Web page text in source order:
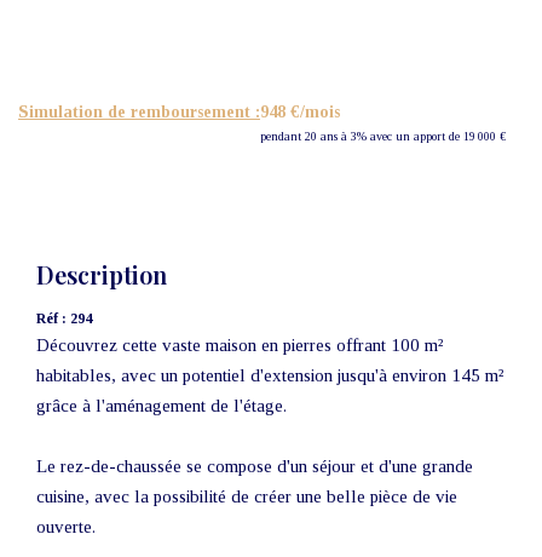
Simulation de remboursement :948 €/mois
pendant 20 ans à 3% avec un apport de 19 000 €
Description
Réf : 294
Découvrez cette vaste maison en pierres offrant 100 m²
habitables, avec un potentiel d'extension jusqu'à environ 145 m²
grâce à l'aménagement de l'étage.
Le rez-de-chaussée se compose d'un séjour et d'une grande
cuisine, avec la possibilité de créer une belle pièce de vie
ouverte.